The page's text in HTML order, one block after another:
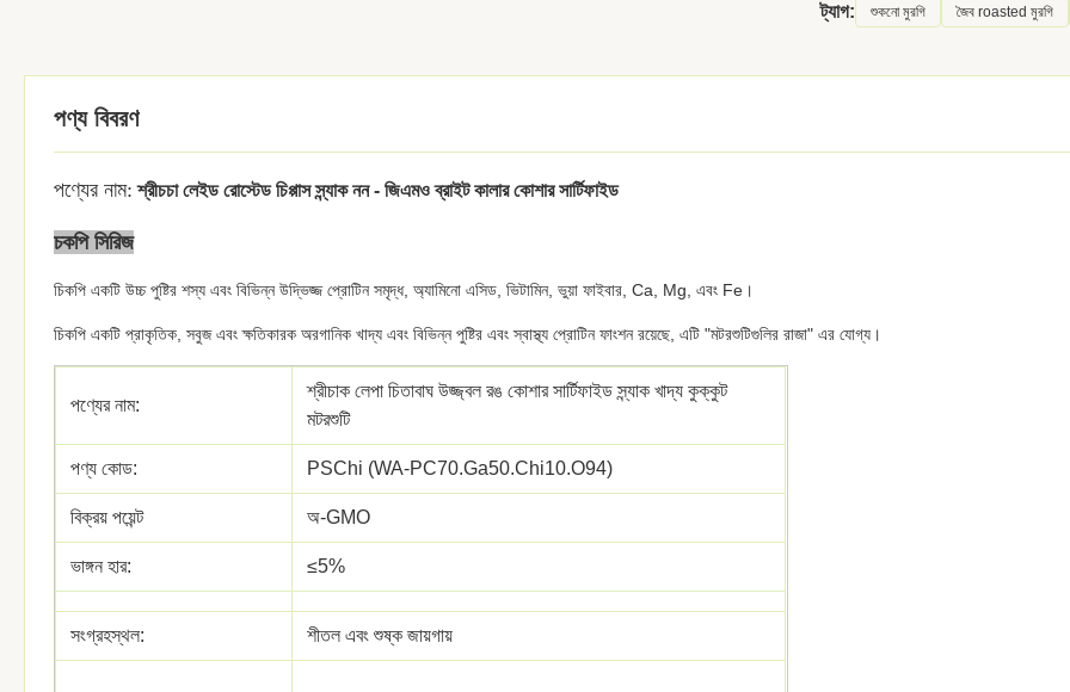
ট্যাগ: শুকনো মুরগি জৈব roasted মুরগি
পণ্য বিবরণ
পণ্যের নাম: শ্রীচচা লেইড রোস্টেড চিপ্পাস স্ন্যাক নন - জিএমও ব্রাইট কালার কোশার সার্টিফাইড
চকপি সিরিজ
চিকপি একটি উচ্চ পুষ্টির শস্য এবং বিভিন্ন উদ্ভিজ্জ প্রোটিন সমৃদ্ধ, অ্যামিনো এসিড, ভিটামিন, ভুয়া ফাইবার, Ca, Mg, এবং Fe।
চিকপি একটি প্রাকৃতিক, সবুজ এবং ক্ষতিকারক অরগানিক খাদ্য এবং বিভিন্ন পুষ্টির এবং স্বাস্থ্য প্রোটিন ফাংশন রয়েছে, এটি "মটরশুটিগুলির রাজা" এর যোগ্য।
পণ্যের নাম:
শ্রীচাক লেপা চিতাবাঘ উজ্জ্বল রঙ কোশার সার্টিফাইড স্ন্যাক খাদ্য কুক্কুট
মটরশুটি
পণ্য কোড: PSChi (WA-PC70.Ga50.Chi10.O94)
বিক্রয় পয়েন্ট অ-GMO
ভাঙ্গন হার: ≤5%
সংগ্রহস্থল: শীতল এবং শুষ্ক জায়গায়